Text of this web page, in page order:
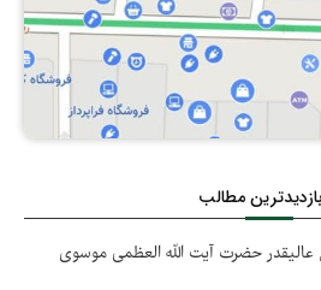
مطالب
حضرت آیت الله العظمی موسوی